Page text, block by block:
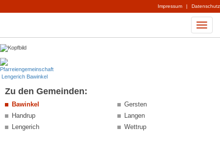
Impressum | Datenschutz
Zu den Gemeinden:
Bawinkel
Gersten
Handrup
Langen
Lengerich
Wettrup